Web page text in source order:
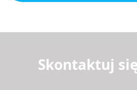
Skontaktuj